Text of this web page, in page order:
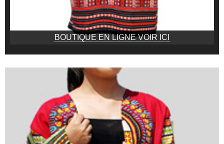
BOUTIQUE EN LIGNE VOIR ICI